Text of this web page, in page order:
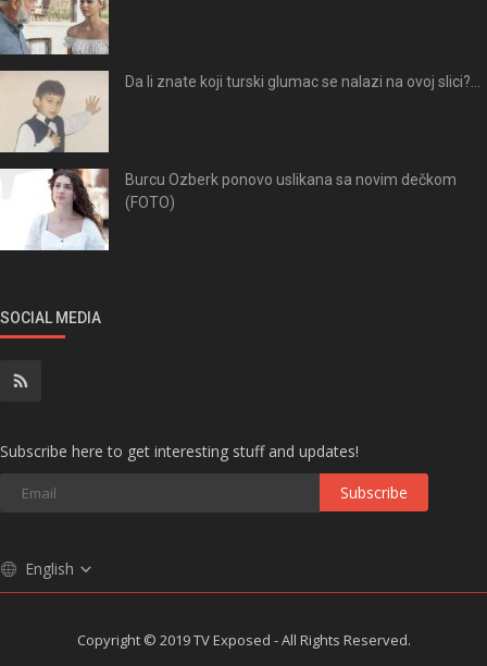
Da li znate koji turski glumac se nalazi na ovoj slici?...
Burcu Ozberk ponovo uslikana sa novim dečkom
(FOTO)
SOCIAL MEDIA
Subscribe here to get interesting stuff and updates!
Subscribe
English
Copyright © 2019 TV Exposed - All Rights Reserved.